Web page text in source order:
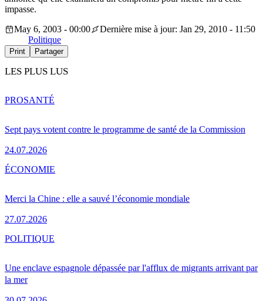
impasse.
May 6, 2003 - 00:00
Dernière mise à jour: Jan 29, 2010 - 11:50
Politique
Print Partager
LES PLUS LUS
Sept pays votent contre le programme de santé de la Commission
24.07.2026
PROSANTÉ
Merci la Chine : elle a sauvé l’économie mondiale
27.07.2026
ÉCONOMIE
Une enclave espagnole dépassée par l'afflux de migrants arrivant par
la mer
POLITIQUE